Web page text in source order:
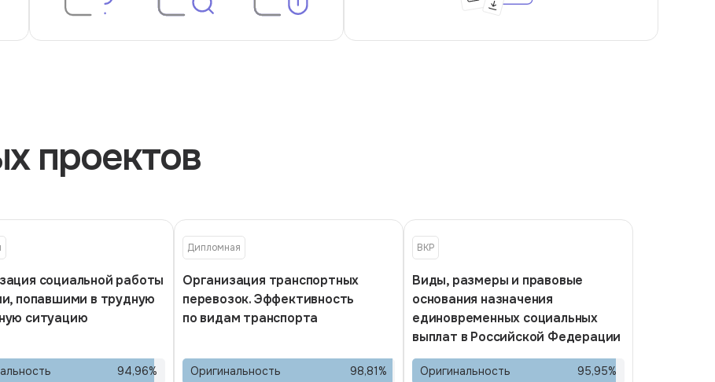
проектов
социальной работы
попавшими в трудную
ситуацию
94,96%
Дипломная
Организация транспортных
перевозок. Эффективность
по видам транспорта
Оригинальность 98,81%
ВКР
Виды, размеры и правовые
основания назначения
единовременных социальных
выплат в Российской Федерации
Оригинальность 95,95%